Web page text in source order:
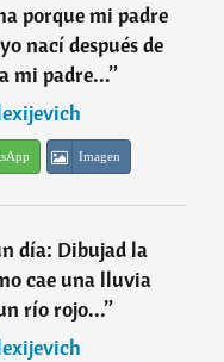
porque mi padre
nací después de
mi padre...”
Imagen
día: Dibujad la
cae una lluvia
río rojo...”